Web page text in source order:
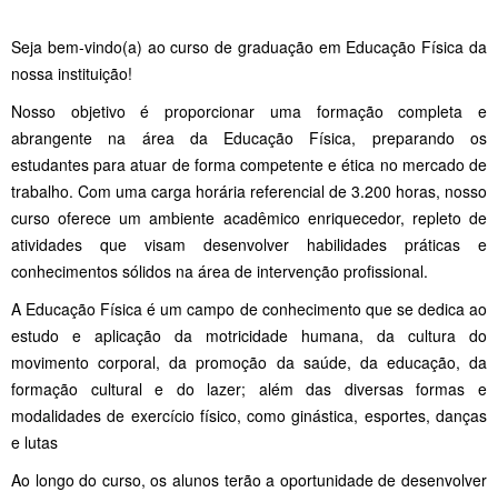
Seja bem-vindo(a) ao curso de graduação em Educação Física da
nossa instituição!
Nosso objetivo é proporcionar uma formação completa e
abrangente na área da Educação Física, preparando os
estudantes para atuar de forma competente e ética no mercado de
trabalho. Com uma carga horária referencial de 3.200 horas, nosso
curso oferece um ambiente acadêmico enriquecedor, repleto de
atividades que visam desenvolver habilidades práticas e
conhecimentos sólidos na área de intervenção profissional.
A Educação Física é um campo de conhecimento que se dedica ao
estudo e aplicação da motricidade humana, da cultura do
movimento corporal, da promoção da saúde, da educação, da
formação cultural e do lazer; além das diversas formas e
modalidades de exercício físico, como ginástica, esportes, danças
e lutas
Ao longo do curso, os alunos terão a oportunidade de desenvolver